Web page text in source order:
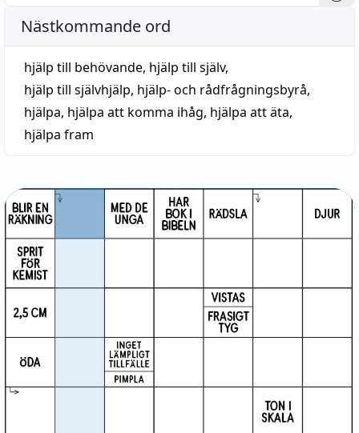
Nästkommande ord
hjälp till behövande, hjälp till själv,
hjälp till självhjälp, hjälp- och rådfrågningsbyrå,
hjälpa, hjälpa att komma ihåg, hjälpa att äta,
hjälpa fram